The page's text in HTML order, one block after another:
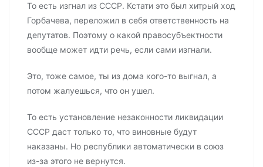
То есть изгнал из СССР. Кстати это был хитрый ход
Горбачева, переложил в себя ответственность на
депутатов. Поэтому о какой правосубъектности
вообще может идти речь, если сами изгнали.
Это, тоже самое, ты из дома кого-то выгнал, а
потом жалуешься, что он ушел.
То есть установление незаконности ликвидации
СССР даст только то, что виновные будут
наказаны. Но республики автоматически в союз
из-за этого не вернутся.